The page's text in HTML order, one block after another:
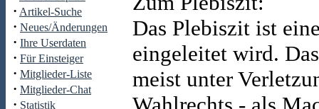
· Artikel-Suche
· Neues/Änderungen
· Ihre Userdaten
· Für Einsteiger
· Mitglieder-Liste
· Mitglieder-Chat
· Statistik
Das Plebiszit ist
eingeleitet wird.
meist unter